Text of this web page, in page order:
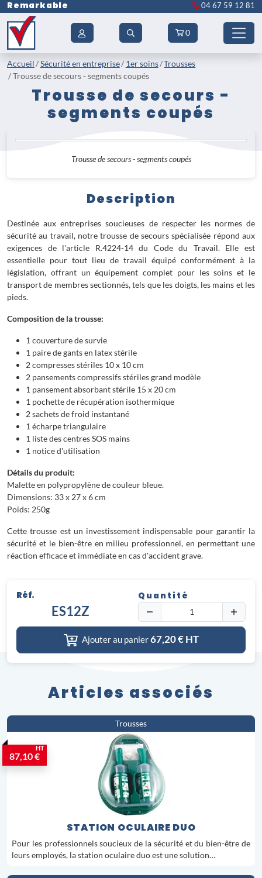
Remarkable 04 67 59 12 81
0
Accueil Sécurité en entreprise 1er soins Trousses
Trousse de secours - segments coupés
Trousse de secours -
segments coupés
Trousse de secours - segments coupés
Description
Destinée aux entreprises soucieuses de respecter les normes de
sécurité au travail, notre trousse de secours spécialisée répond aux
exigences de l'article R.4224-14 du Code du Travail. Elle est
essentielle pour tout lieu de travail équipé conformément à la
législation, offrant un équipement complet pour les soins et le
transport de membres sectionnés, tels que les doigts, les mains et les
pieds.
Composition de la trousse:
1 couverture de survie
1 paire de gants en latex stérile
2 compresses stériles 10 x 10 cm
2 pansements compressifs stériles grand modèle
1 pansement absorbant stérile 15 x 20 cm
1 pochette de récupération isothermique
2 sachets de froid instantané
1 écharpe triangulaire
1 liste des centres SOS mains
1 notice d'utilisation
Détails du produit:
Malette en polypropylène de couleur bleue.
Dimensions: 33 x 27 x 6 cm
Poids: 250g
Cette trousse est un investissement indispensable pour garantir la
sécurité et le bien-être en milieu professionnel, en permettant une
réaction efficace et immédiate en cas d'accident grave.
Réf.
ES12Z
Quantité
Ajouter au panier67,20€ HT
Articles associés
Trousses
87,10 €
HT
STATION OCULAIRE DUO
Pour les professionnels soucieux de la sécurité et du bien-être de
leurs employés, la station oculaire duo est une solution…